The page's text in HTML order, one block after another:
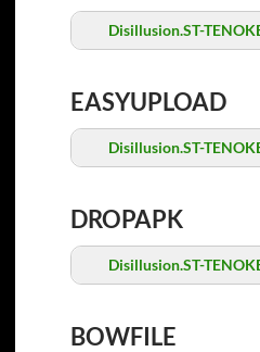
Disillusion.ST-
EASYUPLOAD
Disillusion.ST-
DROPAPK
Disillusion.ST-
BOWFILE